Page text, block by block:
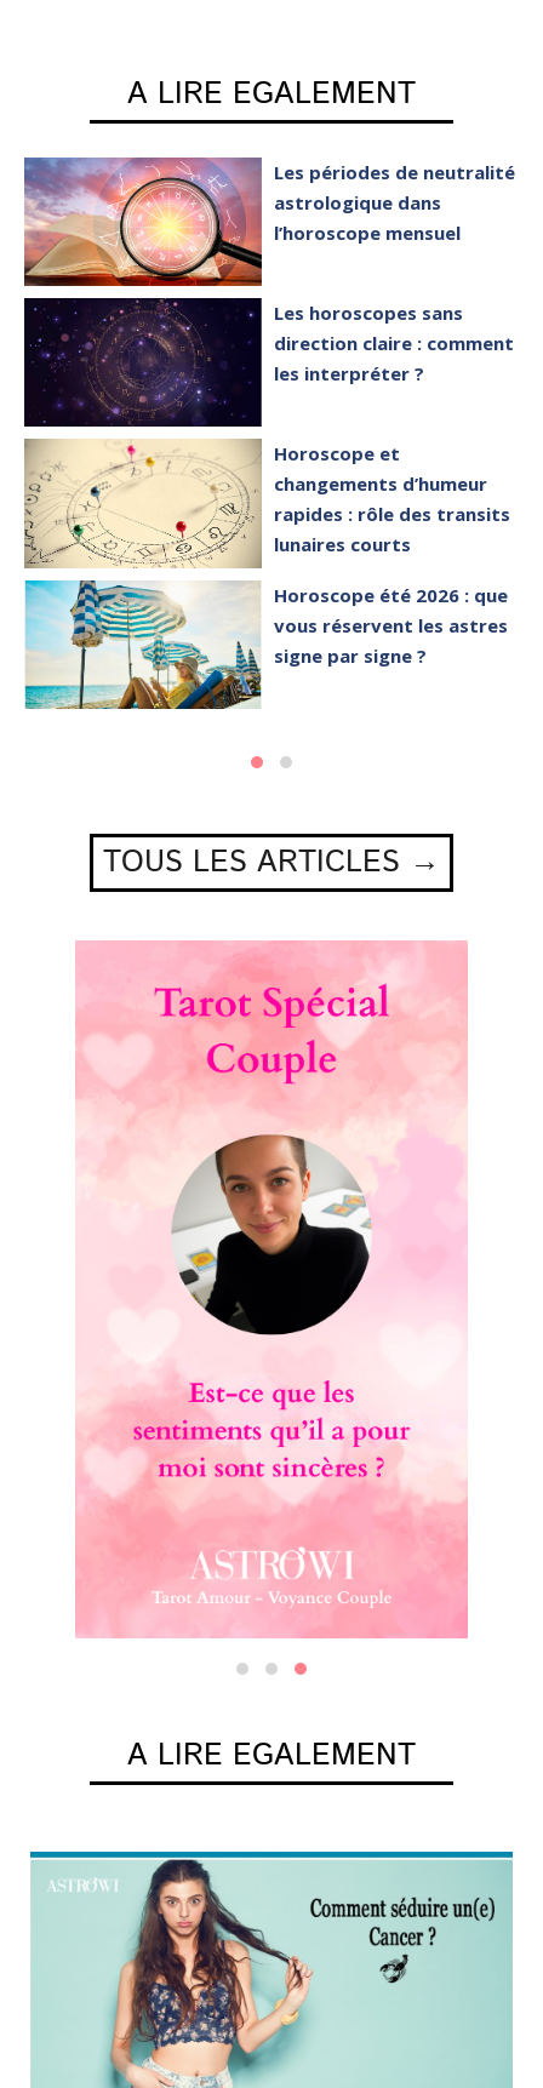
A LIRE EGALEMENT
Les périodes de neutralité
astrologique dans
l’horoscope mensuel
Les horoscopes sans
direction claire : comment
les interpréter ?
Horoscope et
changements d’humeur
rapides : rôle des transits
lunaires courts
Horoscope été 2026 : que
vous réservent les astres
signe par signe ?
TOUS LES ARTICLES →
A LIRE EGALEMENT